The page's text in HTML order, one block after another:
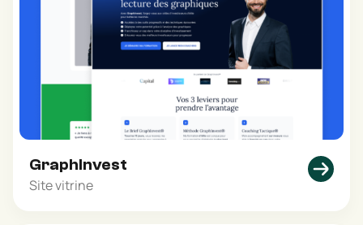
GraphInvest
Site vitrine